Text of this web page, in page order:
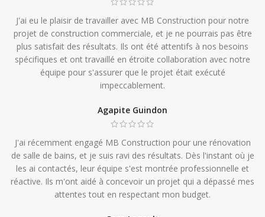
J'ai eu le plaisir de travailler avec MB Construction pour notre
projet de construction commerciale, et je ne pourrais pas être
plus satisfait des résultats. Ils ont été attentifs à nos besoins
spécifiques et ont travaillé en étroite collaboration avec notre
équipe pour s'assurer que le projet était exécuté
impeccablement.
Agapite Guindon
J'ai récemment engagé MB Construction pour une rénovation
de salle de bains, et je suis ravi des résultats. Dès l'instant où je
les ai contactés, leur équipe s'est montrée professionnelle et
réactive. Ils m'ont aidé à concevoir un projet qui a dépassé mes
attentes tout en respectant mon budget.